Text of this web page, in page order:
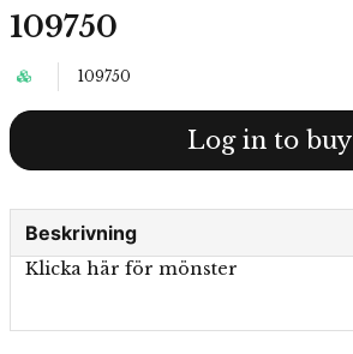
109750
109750
Log in to buy
Beskrivning
Klicka här för mönster